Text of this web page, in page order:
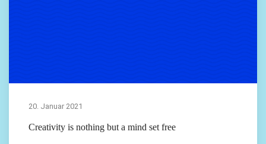
20. Januar 2021
Creativity is nothing but a mind set free